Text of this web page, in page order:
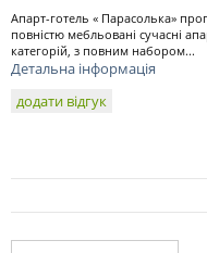
Апарт-готель « Парасолька»
повністю мебльовані сучасні
категорій, з повним набором...
Детальна інформація
додати відгук